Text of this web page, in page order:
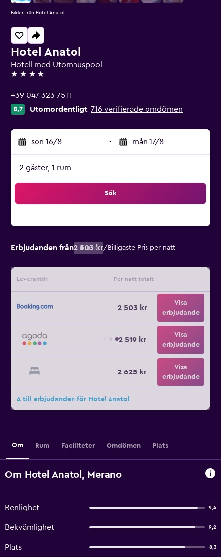
Hotel Anatol
Hotell med Utomhuspool
4 stjärnor
+39 047 323 7511
8,7 Utomordentligt 716 verifierade omdömen
sön 16/8 - mån 17/8
2 gäster, 1 rum
Sök
Erbjudanden från2 503 kr/ Billigaste Pris per natt
Leverantör Per natt totalt
2 503 kr
Visa
erbjudande
2 519 kr
Visa
erbjudande
2 625 kr
Visa
erbjudande
4 till erbjudanden för Hotel Anatol
Bilder från Hotel Anatol
Om Rum Faciliteter Omdömen Plats
Om Hotel Anatol, Merano
Renlighet 9,4
Bekvämlighet 9,2
Plats 8,3